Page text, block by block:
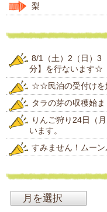
梨
8/1（土）2（日）3
分】を行ないます☆
☆☆民泊の受付け
タラの芽の収穫始ま
りんご狩り24日（
います。
すみません！ムーン